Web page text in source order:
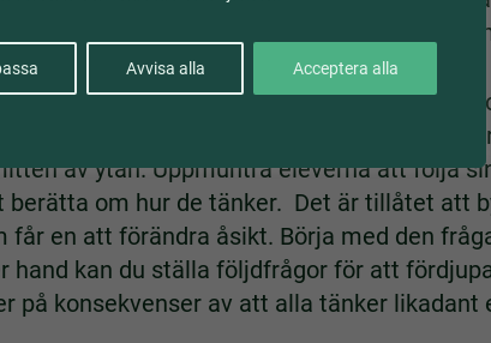
Avvisa alla Acceptera alla
utmärkt att göra det här momentet
låt hörnen representera JA, NEJ, KANSKE
som representerar deras åsikt. Mellan
av ytan. Uppmuntra eleverna att följa
berätta om hur de tänker. Det är tillåtet att
får en att förändra åsikt. Börja med den
hand kan du ställa följdfrågor för att
på konsekvenser av att alla tänker likadant